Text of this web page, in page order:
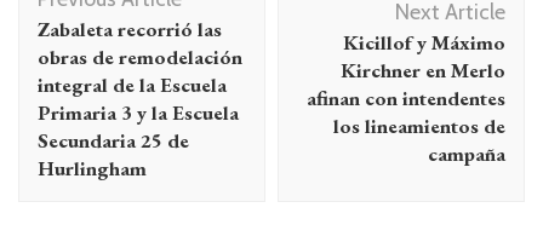
de
entradas
Zabaleta recorrió las
obras de remodelación
integral de la Escuela
Primaria 3 y la Escuela
Secundaria 25 de
Hurlingham
Next Article
Kicillof y Máximo
Kirchner en Merlo
afinan con intendentes
los lineamientos de
campaña